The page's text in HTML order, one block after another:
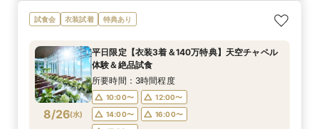
8/23(日)
短期間でも理想が叶う◆安心サポート×豪華特典
付フェア
9:00〜
17:30〜
フェアを予約
8/23(日)
【2名～OK！挙式＆会食に◎】少人数*貸切パー
ティー×絶品試食
9:00〜
17:30〜
フェアを予約
8/23(日)
【ドレス見学＆1着プレゼント】憧れ挙式×夢の花
嫁体験＆試食付
9:00〜
17:30〜
フェアを予約
試食会 衣装試着 特典あり
8/26(水)
平日限定【衣装3着＆140万特典】天空チャペル
体験＆絶品試食
所要時間：3時間程度
10:00〜
12:00〜
14:00〜
16:00〜